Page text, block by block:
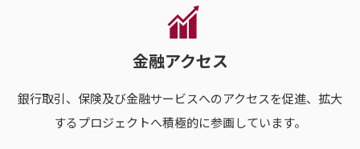
金融アクセス
銀行取引、保険及び金融サービスへのアクセスを促進、拡大
するプロジェクトへ積極的に参画しています。